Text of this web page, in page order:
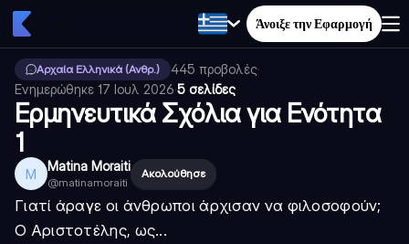
Άνοιξε την Εφαρμογή
Αρχαία Ελληνικά (Ανθρ.) 445 προβολές·
Ενημερώθηκε 17 Ιουλ 2026·5 σελίδες
Ερμηνευτικά Σχόλια για Ενότητα
1
M Matina Moraiti
@matinamoraiti
Ακολούθησε
Γιατί άραγε οι άνθρωποι άρχισαν να φιλοσοφούν;
Ο Αριστοτέλης, ως...